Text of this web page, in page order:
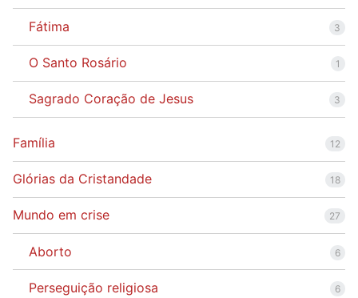
Fátima 3
O Santo Rosário 1
Sagrado Coração de Jesus 3
Família 12
Glórias da Cristandade 18
Mundo em crise 27
Aborto 6
Perseguição religiosa 6